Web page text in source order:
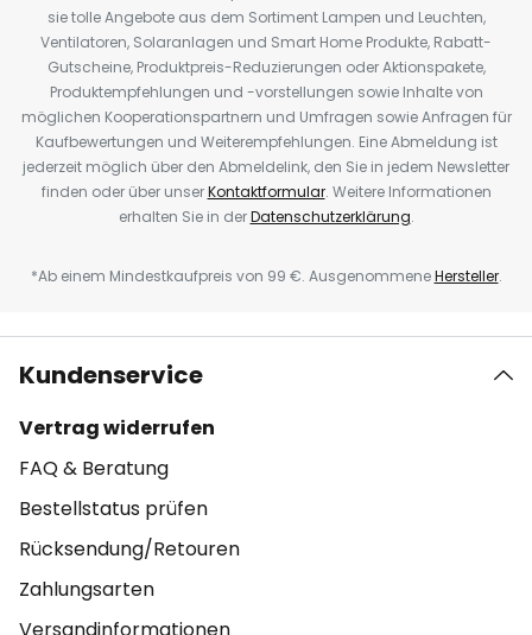
sie tolle Angebote aus dem Sortiment Lampen und Leuchten,
Ventilatoren, Solaranlagen und Smart Home Produkte, Rabatt-
Gutscheine, Produktpreis-Reduzierungen oder Aktionspakete,
Produktempfehlungen und -vorstellungen sowie Inhalte von
möglichen Kooperationspartnern und Umfragen sowie Anfragen für
Kaufbewertungen und Weiterempfehlungen. Eine Abmeldung ist
jederzeit möglich über den Abmeldelink, den Sie in jedem Newsletter
finden oder über unserKontaktformular. Weitere Informationen
erhalten Sie in derDatenschutzerklärung.
*Ab einem Mindestkaufpreis von 99 €. AusgenommeneHersteller.
Kundenservice
Vertrag widerrufen
FAQ & Beratung
Bestellstatus prüfen
Rücksendung/Retouren
Zahlungsarten